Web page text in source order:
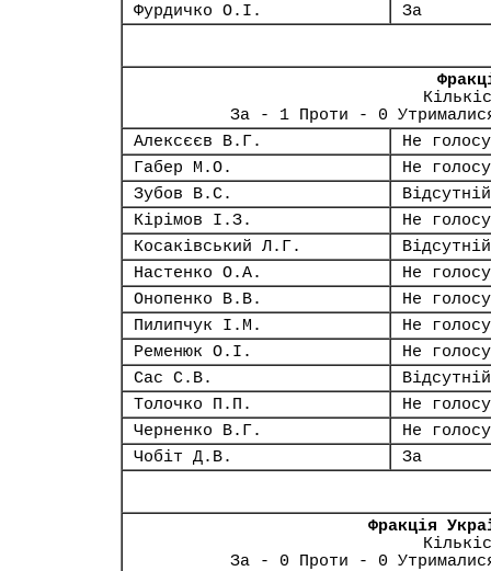
Фурдичко О.І.
За
За - 1 Проти - 0
Алексєєв В.Г.
Не
Габер М.О.
Не
Зубов В.С.
Відсутній
Кірімов І.З.
Не
Косаківський Л.Г.
Відсутній
Настенко О.А.
Не
Онопенко В.В.
Не
Пилипчук І.М.
Не
Ременюк О.І.
Не
Сас С.В.
Відсутній
Толочко П.П.
Не
Черненко В.Г.
Не
Чобіт Д.В.
За
Фракція
За - 0 Проти - 0